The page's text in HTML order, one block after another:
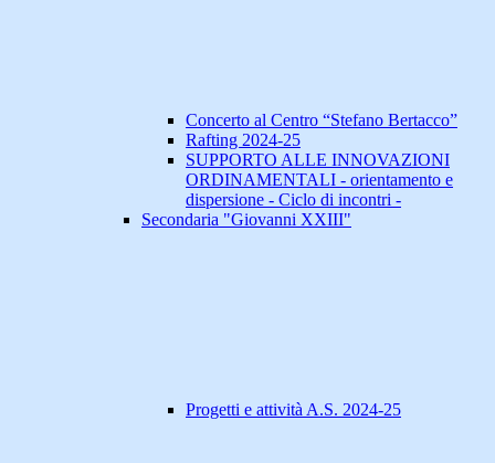
Concerto al Centro “Stefano Bertacco”
Rafting 2024-25
SUPPORTO ALLE INNOVAZIONI
ORDINAMENTALI - orientamento e
dispersione - Ciclo di incontri -
Secondaria "Giovanni XXIII"
Progetti e attività A.S. 2024-25